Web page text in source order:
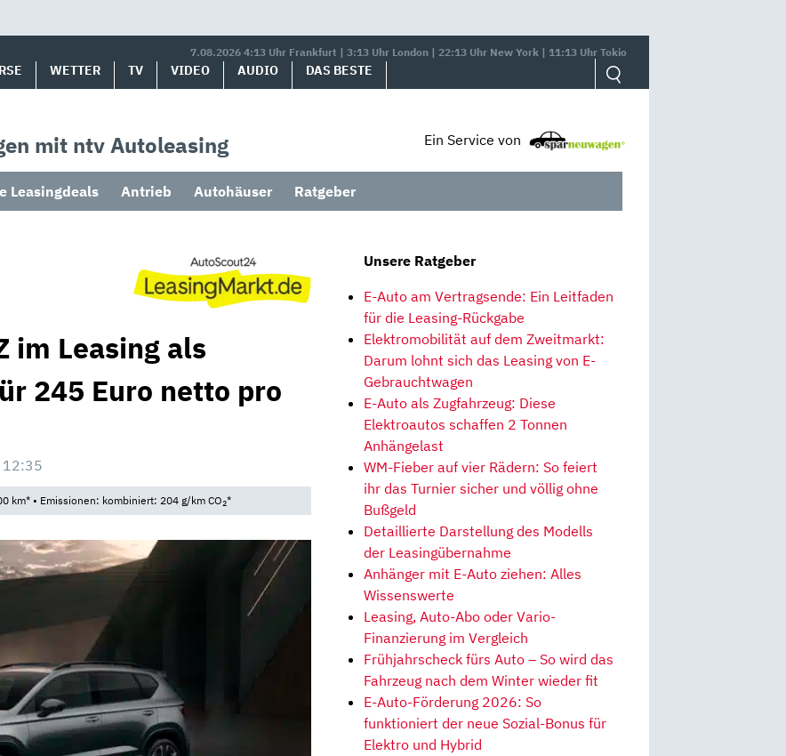
7.08.2026 4:13 Uhr Frankfurt | 3:13 Uhr London | 22:13 Uhr New York | 11:13 Uhr Tokio
WETTER TV VIDEO AUDIO DAS BESTE
mit ntv Autoleasing Ein Service von
Leasingdeals Antrieb Autohäuser Ratgeber
im Leasing als
245 Euro netto pro
12:35
km* • Emissionen: kombiniert: 204 g/km CO2*
Unsere Ratgeber
E-Auto am Vertragsende: Ein Leitfaden
für die Leasing-Rückgabe
Elektromobilität auf dem Zweitmarkt:
Darum lohnt sich das Leasing von E-
Gebrauchtwagen
E-Auto als Zugfahrzeug: Diese
Elektroautos schaffen 2 Tonnen
Anhängelast
WM-Fieber auf vier Rädern: So feiert
ihr das Turnier sicher und völlig ohne
Bußgeld
Detaillierte Darstellung des Modells
der Leasingübernahme
Anhänger mit E-Auto ziehen: Alles
Wissenswerte
Leasing, Auto-Abo oder Vario-
Finanzierung im Vergleich
Frühjahrscheck fürs Auto – So wird das
Fahrzeug nach dem Winter wieder fit
E-Auto-Förderung 2026: So
funktioniert der neue Sozial-Bonus für
Elektro und Hybrid